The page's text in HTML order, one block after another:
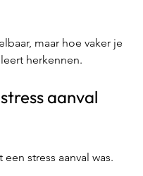
maar hoe vaker je
herkennen.
aanval
stress aanval was.